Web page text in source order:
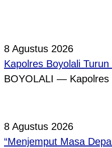
8 Agustus 2026
Kapolres Boyolali
BOYOLALI — Kapolres
8 Agustus 2026
“Menjemput Masa